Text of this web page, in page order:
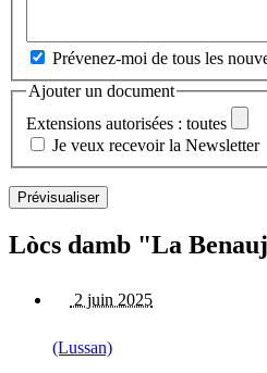
Prévenez-moi de tous les
Ajouter un document
Extensions autorisées : toutes
Je veux recevoir la Newsletter
Lòcs damb "La
2 juin 2025
(Lussan)